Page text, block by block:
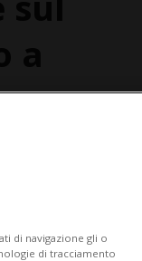
di navigazione gli o
di tracciamento